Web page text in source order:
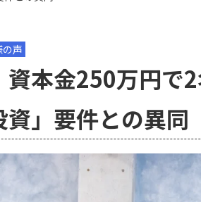
の声
資本金250万円で
」要件との異同